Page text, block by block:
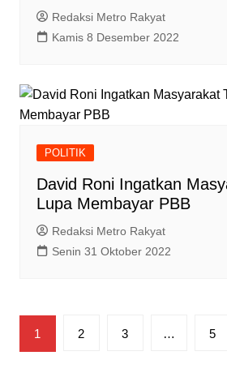
Redaksi Metro Rakyat
Kamis 8 Desember 2022
POLITIK
David Roni Ingatkan
Lupa Membayar PBB
Redaksi Metro Rakyat
Senin 31 Oktober 2022
Paginasi
pos
1 2 3 … 5